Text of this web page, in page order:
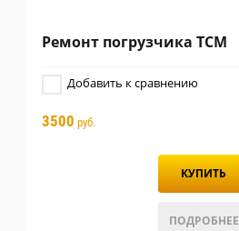
Ремонт погрузчика TCM
Добавить к сравнению
3500 руб.
КУПИТЬ
ПОДРОБНЕЕ